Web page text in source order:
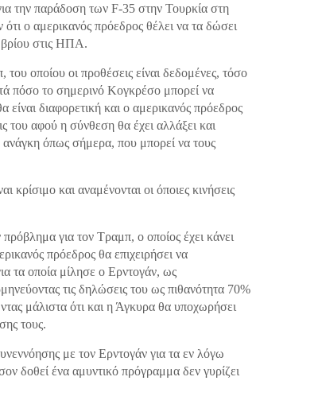
την παράδοση των F-35 στην Τουρκία στη
ο αμερικανός πρόεδρος θέλει να τα δώσει
στις ΗΠΑ.
οποίου οι προθέσεις είναι δεδομένες, τόσο
πόσο το σημερινό Κογκρέσο μπορεί να
είναι διαφορετική και ο αμερικανός πρόεδρος
του αφού η σύνθεση θα έχει αλλάξει και
ανάγκη όπως σήμερα, που μπορεί να τους
κρίσιμο και αναμένονται οι όποιες κινήσεις
για τον Τραμπ, ο οποίος έχει κάνει
πρόεδρος θα επιχειρήσει να
τα οποία μίλησε ο Ερντογάν, ως
τις δηλώσεις του ως πιθανότητα 70%
μάλιστα ότι και η Άγκυρα θα υποχωρήσει
τους.
με τον Ερντογάν για τα εν λόγω
δοθεί ένα αμυντικό πρόγραμμα δεν γυρίζει